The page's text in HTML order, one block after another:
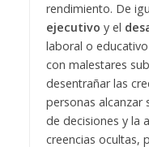
rendimiento. De
ejecutivo y el
laboral o
con malestares
desentrañar las
personas
de decisiones y la
creencias ocultas,